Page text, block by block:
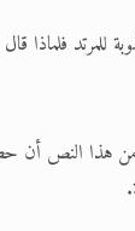
للمرتد فلماذا
هذا النص أن